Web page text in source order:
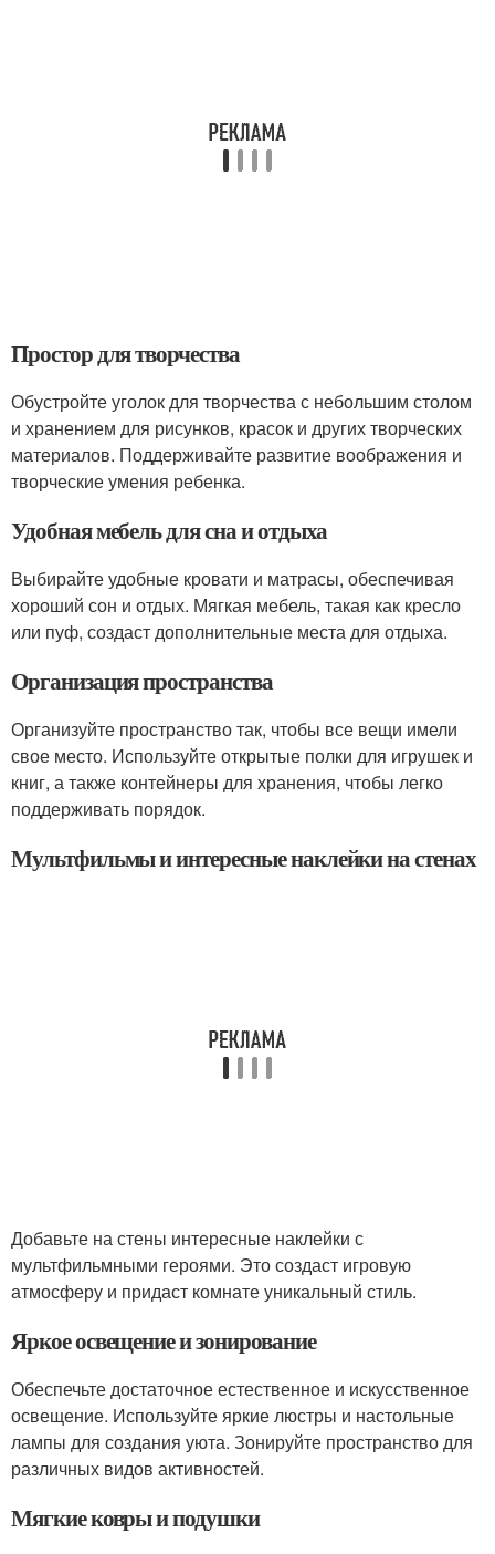
Простор для творчества
Обустройте уголок для творчества с небольшим столом
и хранением для рисунков, красок и других творческих
материалов. Поддерживайте развитие воображения и
творческие умения ребенка.
Удобная мебель для сна и отдыха
Выбирайте удобные кровати и матрасы, обеспечивая
хороший сон и отдых. Мягкая мебель, такая как кресло
или пуф, создаст дополнительные места для отдыха.
Организация пространства
Организуйте пространство так, чтобы все вещи имели
свое место. Используйте открытые полки для игрушек и
книг, а также контейнеры для хранения, чтобы легко
поддерживать порядок.
Мультфильмы и интересные наклейки на стенах
Добавьте на стены интересные наклейки с
мультфильмными героями. Это создаст игровую
атмосферу и придаст комнате уникальный стиль.
Яркое освещение и зонирование
Обеспечьте достаточное естественное и искусственное
освещение. Используйте яркие люстры и настольные
лампы для создания уюта. Зонируйте пространство для
различных видов активностей.
Мягкие ковры и подушки